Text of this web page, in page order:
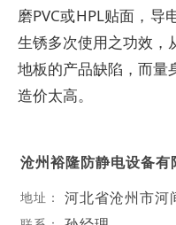
磨PVC或HPL贴面，导
生锈多次使用之功效，
地板的产品缺陷，而量
造价太高。
沧州裕隆防静电设备有
地址： 河北省沧州市河